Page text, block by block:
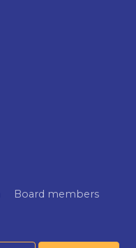
Board members